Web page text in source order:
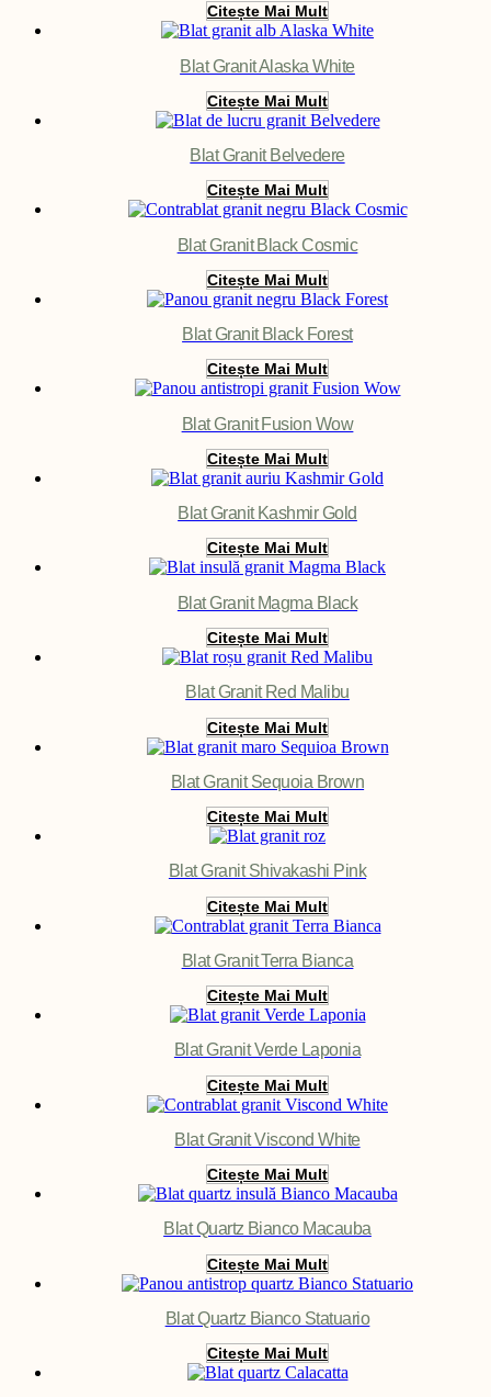
Citește Mai Mult
Blat Granit Alaska White
Citește Mai Mult
Blat Granit Belvedere
Citește Mai Mult
Blat Granit Black Cosmic
Citește Mai Mult
Blat Granit Black Forest
Citește Mai Mult
Blat Granit Fusion Wow
Citește Mai Mult
Blat Granit Kashmir Gold
Citește Mai Mult
Blat Granit Magma Black
Citește Mai Mult
Blat Granit Red Malibu
Citește Mai Mult
Blat Granit Sequoia Brown
Citește Mai Mult
Blat Granit Shivakashi Pink
Citește Mai Mult
Blat Granit Terra Bianca
Citește Mai Mult
Blat Granit Verde Laponia
Citește Mai Mult
Blat Granit Viscond White
Citește Mai Mult
Blat Quartz Bianco Macauba
Citește Mai Mult
Blat Quartz Bianco Statuario
Citește Mai Mult